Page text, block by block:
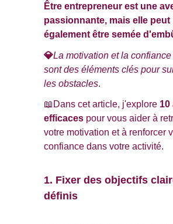
Être entrepreneur est une
passionnante, mais elle peut
également être semée
💎La motivation et la
sont des éléments clés pour
les obstacles.
📖Dans cet article, j'explore 10
efficaces pour vous aider à
votre motivation et à renforcer
confiance dans votre activité.
1. Fixer des objectifs
définis